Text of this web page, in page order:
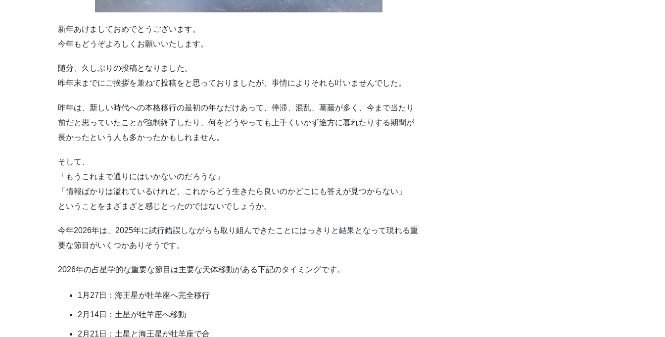
新年あけましておめでとうございます。
今年もどうぞよろしくお願いいたします。
随分、久しぶりの投稿となりました。
昨年末までにご挨拶を兼ねて投稿をと思っておりましたが、事情によりそれも叶いませんでした。
昨年は、新しい時代への本格移行の最初の年なだけあって、停滞、混乱、葛藤が多く、今まで当たり
前だと思っていたことが強制終了したり、何をどうやっても上手くいかず途方に暮れたりする期間が
長かったという人も多かったかもしれません。
そして、
「もうこれまで通りにはいかないのだろうな」
「情報ばかりは溢れているけれど、これからどう生きたら良いのかどこにも答えが見つからない」
ということをまざまざと感じとったのではないでしょうか。
今年2026年は、2025年に試行錯誤しながらも取り組んできたことにはっきりと結果となって現れる重
要な節目がいくつかありそうです。
2026年の占星学的な重要な節目は主要な天体移動がある下記のタイミングです。
1月27日：海王星が牡羊座へ完全移行
2月14日：土星が牡羊座へ移動
2月21日：土星と海王星が牡羊座で合